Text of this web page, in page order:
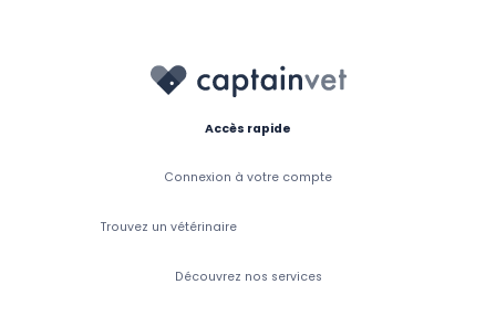
Accès rapide
Connexion à votre compte
Trouvez un vétérinaire
Découvrez nos services